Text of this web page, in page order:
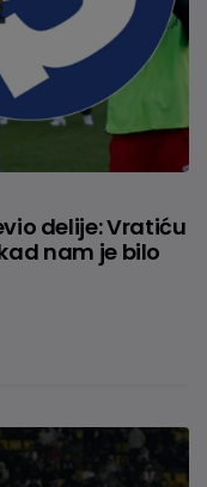
delije: Vratiću
nam je bilo